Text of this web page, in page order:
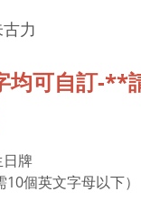
力
均可自訂-**
日牌
10個英文字母以下）